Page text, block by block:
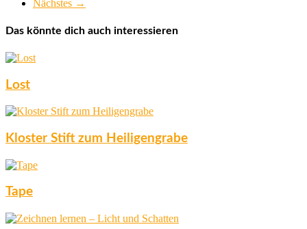
Nächstes →
Das könnte dich auch interessieren
Lost
Kloster Stift zum Heiligengrabe
Tape